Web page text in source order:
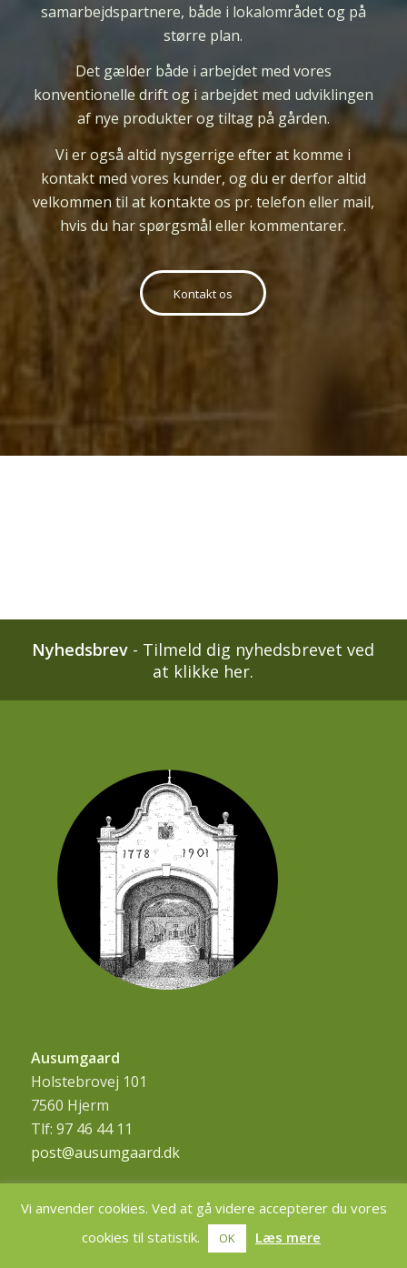
samarbejdspartnere, både i lokalområdet og på
større plan.
Det gælder både i arbejdet med vores
konventionelle drift og i arbejdet med udviklingen
af nye produkter og tiltag på gården.
Vi erogsåaltid nysgerrige efter at komme i
kontakt med vores kunder, og du er derfor altid
velkommen til at kontakte os pr. telefon eller mail,
hvis du har spørgsmål eller kommentarer.
Kontakt os
Nyhedsbrev - Tilmeld dig nyhedsbrevet ved
at klikke her.
Ausumgaard
Holstebrovej 101
7560 Hjerm
Tlf: 97 46 44 11
post@ausumgaard.dk
Vi anvender cookies. Ved at gå videre accepterer du vores
cookies til statistik.
OK Læs mere